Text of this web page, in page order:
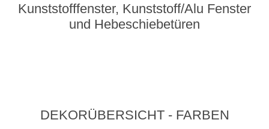
Kunststofffenster, Kunststoff/Alu Fenster
und Hebeschiebetüren
DEKORÜBERSICHT - FARBEN